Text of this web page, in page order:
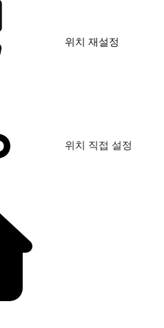
위치 재설정
위치 직접 설정